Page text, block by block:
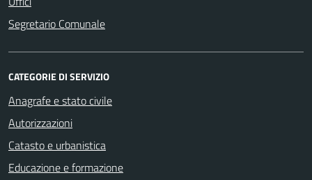
Segretario Comunale
CATEGORIE DI SERVIZIO
Anagrafe e stato civile
Autorizzazioni
Catasto e urbanistica
Educazione e formazione